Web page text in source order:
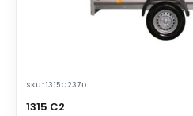
SKU: 1315C237D
1315 C2